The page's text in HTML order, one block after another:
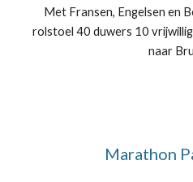
Met Fransen, Engelsen en
rolstoel 40 duwers 10
naar
Marathon